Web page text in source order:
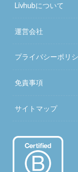
Livhubについて
運営会社
プライバシーポリ
免責事項
サイトマップ